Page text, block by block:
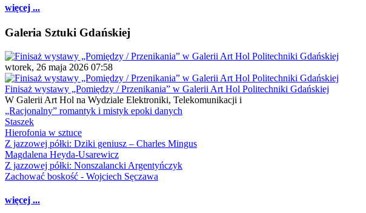
więcej ...
Galeria Sztuki Gdańskiej
wtorek, 26 maja 2026 07:58
Finisaż wystawy „Pomiędzy / Przenikania” w Galerii Art Hol Politechniki Gdańskiej
W Galerii Art Hol na Wydziale Elektroniki, Telekomunikacji i
„Racjonalny” romantyk i mistyk epoki danych
Staszek
Hierofonia w sztuce
Z jazzowej półki: Dziki geniusz – Charles Mingus
Magdalena Heyda-Usarewicz
Z jazzowej półki: Nonszalancki Argentyńczyk
Zachować boskość - Wojciech Sęczawa
więcej ...